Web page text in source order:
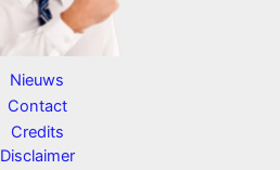
Nieuws
Contact
Credits
Disclaimer